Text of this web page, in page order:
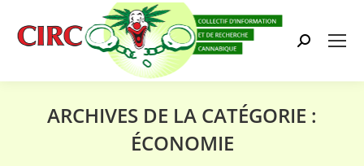
Search:
ARCHIVES DE LA CATÉGORIE :
ÉCONOMIE